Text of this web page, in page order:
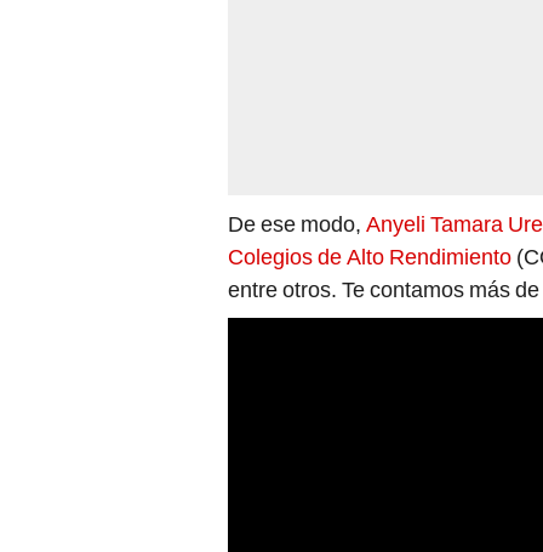
De ese modo, Anyeli Tamara
Colegios de Alto Rendimiento
entre otros. Te contamos más